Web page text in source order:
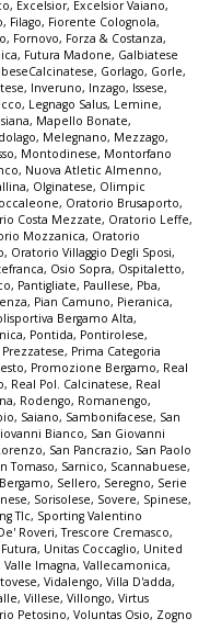
, Excelsior, Excelsior Vaiano,
, Filago, Fiorente Colognola,
, Fornovo, Forza & Costanza,
, Futura Madone, Galbiatese
, Gorlago, Gorle,
, Inveruno, Inzago, Issese,
, Legnago Salus, Lemine,
, Mapello Bonate,
, Melegnano, Mezzago,
, Montodinese, Montorfano
, Nuova Atletic Almenno,
, Olginatese, Olimpic
, Oratorio Brusaporto,
Costa Mezzate, Oratorio Leffe,
Mozzanica, Oratorio
, Oratorio Villaggio Degli Sposi,
, Osio Sopra, Ospitaletto,
, Pantigliate, Paullese, Pba,
, Pian Camuno, Pieranica,
Bergamo Alta,
, Pontida, Pontirolese,
Prezzatese, Prima Categoria
, Promozione Bergamo, Real
, Real Pol. Calcinatese, Real
, Rodengo, Romanengo,
, Saiano, Sambonifacese, San
Bianco, San Giovanni
, San Pancrazio, San Paolo
Tomaso, Sarnico, Scannabuese,
, Sellero, Seregno, Serie
, Sorisolese, Sovere, Spinese,
Tlc, Sporting Valentino
Roveri,Trescore Cremasco,
, Unitas Coccaglio, United
Valle Imagna, Vallecamonica,
, Vidalengo, Villa D'adda,
, Villese, Villongo, Virtus
Petosino, Voluntas Osio, Zogno